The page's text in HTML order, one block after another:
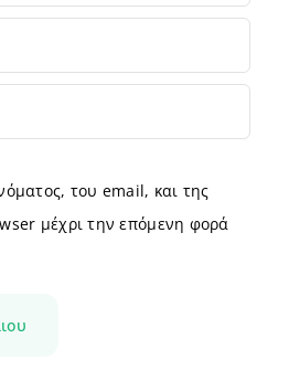
του email, και της
μέχρι την επόμενη φορά